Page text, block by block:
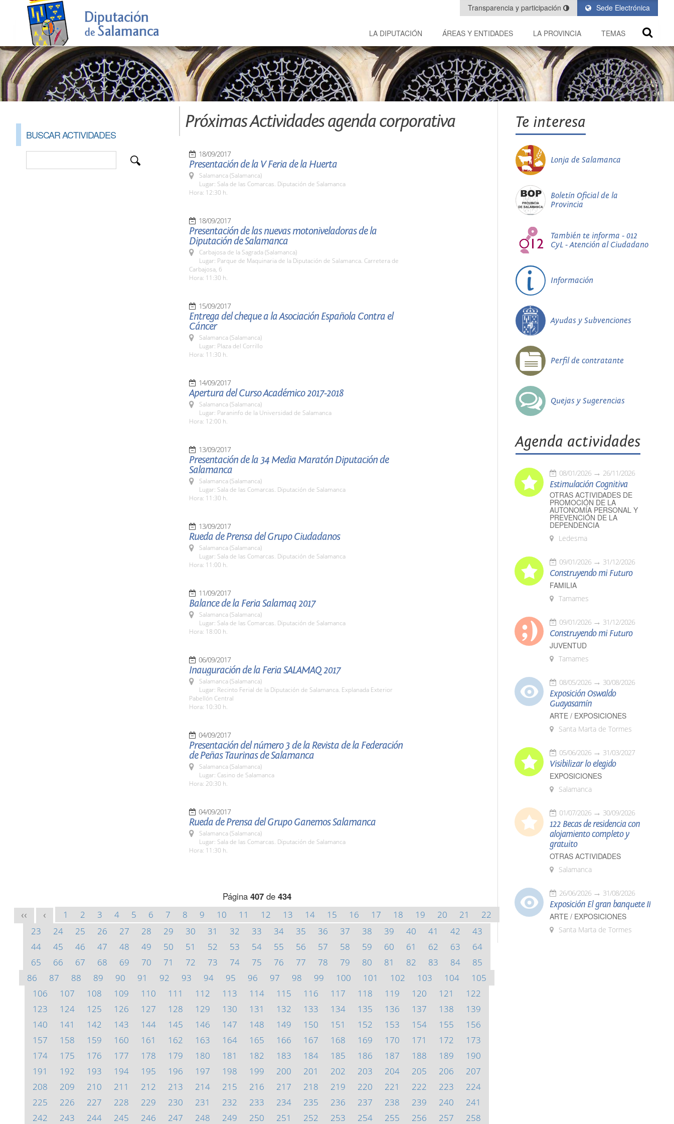
Sede Electrónica
Transparencia y participación
LA DIPUTACIÓN ÁREAS Y ENTIDADES LA PROVINCIA TEMAS
BUSCAR ACTIVIDADES
Próximas Actividades agenda corporativa
18/09/2017
Presentación de la V Feria de la Huerta
Salamanca (Salamanca)
Lugar: Sala de las Comarcas. Diputación de Salamanca
Hora: 12:30 h.
18/09/2017
Presentación de las nuevas motoniveladoras de la
Diputación de Salamanca
Carbajosa de la Sagrada (Salamanca)
Lugar: Parque de Maquinaria de la Diputación de Salamanca. Carretera de
Carbajosa, 6
Hora: 11:30 h.
15/09/2017
Entrega del cheque a la Asociación Española Contra el
Cáncer
Salamanca (Salamanca)
Lugar: Plaza del Corrillo
Hora: 11:30 h.
14/09/2017
Apertura del Curso Académico 2017-2018
Salamanca (Salamanca)
Lugar: Paraninfo de la Universidad de Salamanca
Hora: 12:00 h.
13/09/2017
Presentación de la 34 Media Maratón Diputación de
Salamanca
Salamanca (Salamanca)
Lugar: Sala de las Comarcas. Diputación de Salamanca
Hora: 11:30 h.
13/09/2017
Rueda de Prensa del Grupo Ciudadanos
Salamanca (Salamanca)
Lugar: Sala de las Comarcas. Diputación de Salamanca
Hora: 11:00 h.
11/09/2017
Balance de la Feria Salamaq 2017
Salamanca (Salamanca)
Lugar: Sala de las Comarcas. Diputación de Salamanca
Hora: 18:00 h.
06/09/2017
Inauguración de la Feria SALAMAQ 2017
Salamanca (Salamanca)
Lugar: Recinto Ferial de la Diputación de Salamanca. Explanada Exterior
Pabellón Central
Hora: 10:30 h.
04/09/2017
Presentación del número 3 de la Revista de la Federación
de Peñas Taurinas de Salamanca
Salamanca (Salamanca)
Lugar: Casino de Salamanca
Hora: 20:30 h.
04/09/2017
Rueda de Prensa del Grupo Ganemos Salamanca
Salamanca (Salamanca)
Lugar: Sala de las Comarcas. Diputación de Salamanca
Hora: 11:30 h.
Página 407de 434
<< < 1 2 3 4 5 6 7 8 9 10 11 12 13 14 15 16 17 18 19 20 21
22
23
24 25 26 27 28 29 30 31 32 33 34 35 36 37 38 39 40 41 42
43
44
45 46 47 48 49 50 51 52 53 54 55 56 57 58 59 60 61 62 63
64
65
66 67 68 69 70 71 72 73 74 75 76 77 78 79 80 81 82 83 84
85
86
87 88 89 90 91 92 93 94 95 96 97 98 99 100 101 102 103 104
105
106
107 108 109 110 111 112 113 114 115 116 117 118 119 120 121
122
123
124 125 126 127 128 129 130 131 132 133 134 135 136 137 138
139
140
141 142 143 144 145 146 147 148 149 150 151 152 153 154 155
156
157
158 159 160 161 162 163 164 165 166 167 168 169 170 171 172
173
174
175 176 177 178 179 180 181 182 183 184 185 186 187 188 189
190
191
192 193 194 195 196 197 198 199 200 201 202 203 204 205 206
207
208
209 210 211 212 213 214 215 216 217 218 219 220 221 222 223
224
225
226 227 228 229 230 231 232 233 234 235 236 237 238 239 240
241
242
243 244 245 246 247 248 249 250 251 252 253 254 255 256 257 258
Te interesa
Lonja de Salamanca
Boletín Oficial de la
Provincia
También te informa - 012
CyL - Atención al Ciudadano
Información
Ayudas y Subvenciones
Perfil de contratante
Quejas y Sugerencias
Agenda actividades
08/01/2026 26/11/2026
Estimulación Cognitiva
OTRAS ACTIVIDADES DE
PROMOCIÓN DE LA
AUTONOMÍA PERSONAL Y
PREVENCIÓN DE LA
DEPENDENCIA
Ledesma
09/01/2026 31/12/2026
Construyendo mi Futuro
FAMILIA
Tamames
09/01/2026 31/12/2026
Construyendo mi Futuro
JUVENTUD
Tamames
08/05/2026 30/08/2026
Exposición Oswaldo
Guayasamín
ARTE / EXPOSICIONES
Santa Marta de Tormes
05/06/2026 31/03/2027
Visibilizar lo elegido
EXPOSICIONES
Salamanca
01/07/2026 30/09/2026
122 Becas de residencia con
alojamiento completo y
gratuito
OTRAS ACTIVIDADES
Salamanca
26/06/2026 31/08/2026
Exposición El gran banquete II
ARTE / EXPOSICIONES
Santa Marta de Tormes